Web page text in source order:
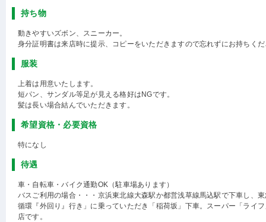
持ち物
動きやすいズボン、スニーカー。
身分証明書は来店時に提示、コピーをいただきますので忘れずにお持ちく
服装
上着は用意いたします。
短パン、サンダル等足が見える格好はNGです。
髪は長い場合結んでいただきます。
希望資格・必要資格
特になし
待遇
車・自転車・バイク通勤OK（駐車場あります）
バスご利用の場合・・・京浜東北線大森駅か都営浅草線馬込駅で下車し、
循環『外回り』行き」に乗っていただき「稲荷坂」下車。スーパー「ライ
店です。